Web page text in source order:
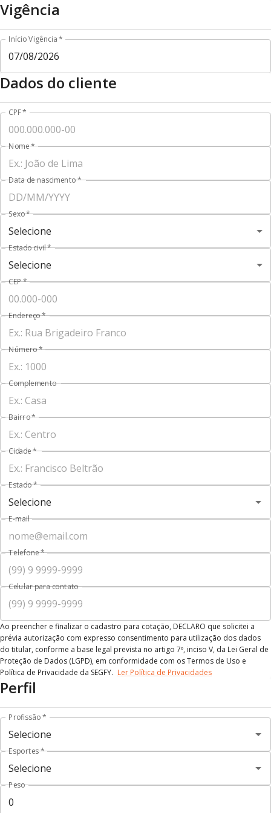
.Vigência
Início Vigência*
Dados do cliente
CPF*
Nome*
Data de nascimento*
Sexo*
Selecione
Estado civil*
Selecione
CEP*
Endereço*
Número*
Complemento
Bairro*
Cidade*
Estado*
E-mail
Telefone*
Celular para contato
Ao preencher e finalizar o cadastro para cotação, DECLARO que solicitei a
prévia autorização com expresso consentimento para utilização dos dados
do titular, conforme a base legal prevista no artigo 7º, inciso V, da Lei Geral de
Proteção de Dados (LGPD), em conformidade com os Termos de Uso e
Política de Privacidade da SEGFY. Ler Política de Privacidades
Perfil
Profissão*
Esportes*
Peso